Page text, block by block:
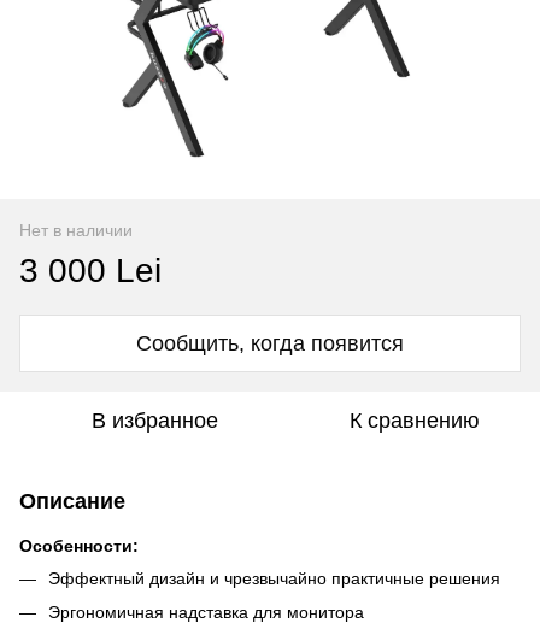
Нет в наличии
3 000 Lei
Сообщить, когда появится
В избранное К сравнению
Описание
Особенности:
Эффектный дизайн и чрезвычайно практичные решения
Эргономичная надставка для монитора